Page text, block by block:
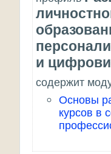
и
содержит
Основы
курсов в